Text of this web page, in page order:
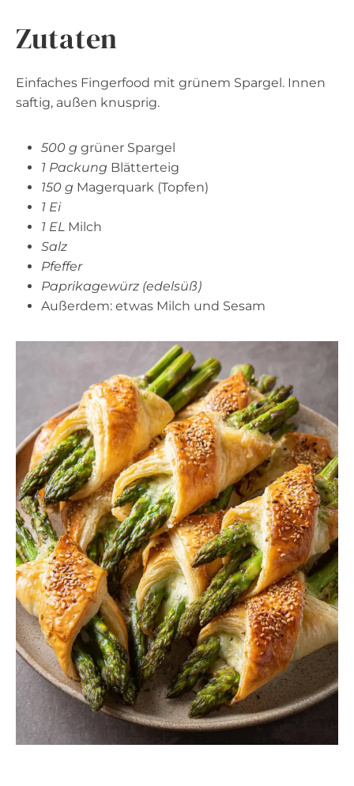
Zutaten
Einfaches Fingerfood mit grünem Spargel. Innen
saftig, außen knusprig.
500 g grüner Spargel
1 Packung Blätterteig
150 g Magerquark (Topfen)
1 Ei
1 EL Milch
Salz
Pfeffer
Paprikagewürz (edelsüß)
Außerdem: etwas Milch und Sesam